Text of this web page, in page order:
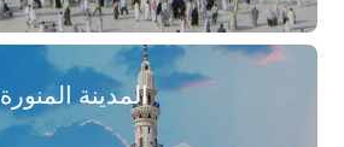
المدينة المنورة